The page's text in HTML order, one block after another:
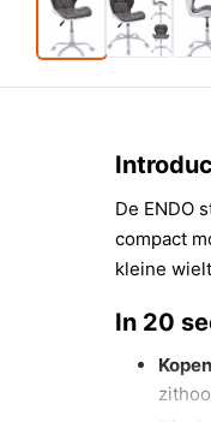
De ENDO
compact
kleine
In 20